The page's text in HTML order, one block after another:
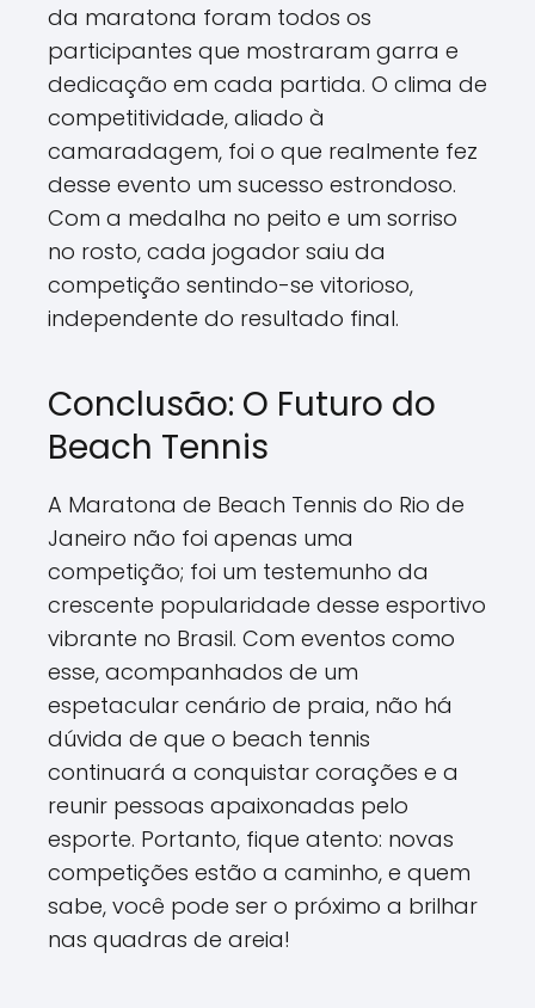
da maratona foram todos os
participantes que mostraram garra e
dedicação em cada partida. O clima de
competitividade, aliado à
camaradagem, foi o que realmente fez
desse evento um sucesso estrondoso.
Com a medalha no peito e um sorriso
no rosto, cada jogador saiu da
competição sentindo-se vitorioso,
independente do resultado final.
Conclusão: O Futuro do
Beach Tennis
A Maratona de Beach Tennis do Rio de
Janeiro não foi apenas uma
competição; foi um testemunho da
crescente popularidade desse esportivo
vibrante no Brasil. Com eventos como
esse, acompanhados de um
espetacular cenário de praia, não há
dúvida de que o beach tennis
continuará a conquistar corações e a
reunir pessoas apaixonadas pelo
esporte. Portanto, fique atento: novas
competições estão a caminho, e quem
sabe, você pode ser o próximo a brilhar
nas quadras de areia!